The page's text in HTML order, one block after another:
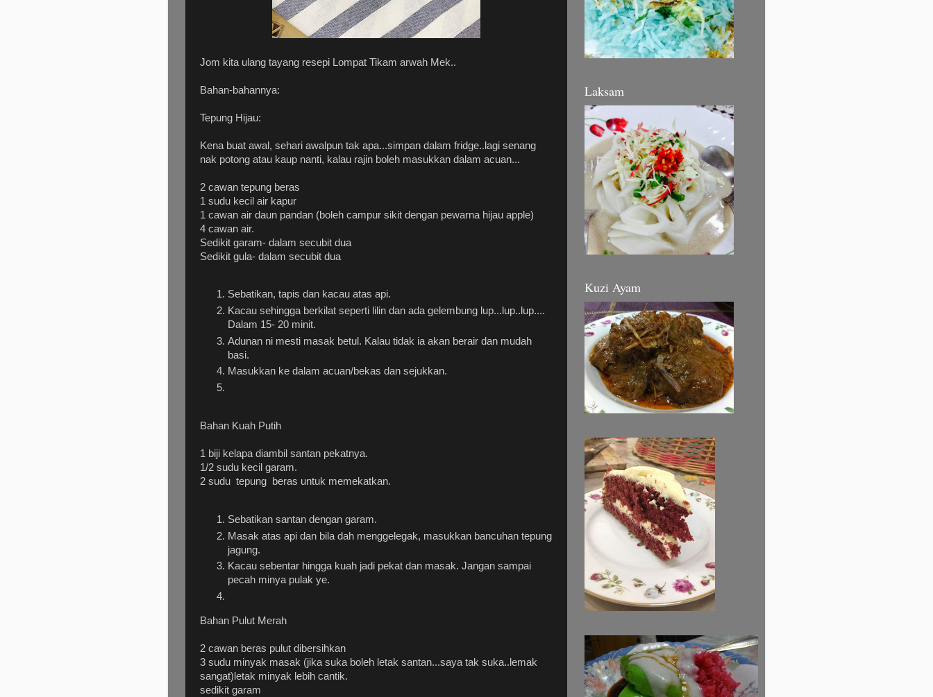
Jom kita ulang tayang resepi Lompat Tikam arwah Mek..
Bahan-bahannya:
Tepung Hijau:
Kena buat awal, sehari awalpun tak apa...simpan dalam fridge..lagi senang
nak potong atau kaup nanti, kalau rajin boleh masukkan dalam acuan...
2 cawan tepung beras
1 sudu kecil air kapur
1 cawan air daun pandan (boleh campur sikit dengan pewarna hijau apple)
4 cawan air.
Sedikit garam- dalam secubit dua
Sedikit gula- dalam secubit dua
Sebatikan, tapis dan kacau atas api.
Kacau sehingga berkilat seperti lilin dan ada gelembung lup...lup..lup....
Dalam 15- 20 minit.
Adunan ni mesti masak betul. Kalau tidak ia akan berair dan mudah
basi.
Masukkan ke dalam acuan/bekas dan sejukkan.
Bahan Kuah Putih
1 biji kelapa diambil santan pekatnya.
1/2 sudu kecil garam.
2 sudu tepung beras untuk memekatkan.
Sebatikan santan dengan garam.
Masak atas api dan bila dah menggelegak, masukkan bancuhan tepung
jagung.
Kacau sebentar hingga kuah jadi pekat dan masak. Jangan sampai
pecah minya pulak ye.
Bahan Pulut Merah
2 cawan beras pulut dibersihkan
3 sudu minyak masak (jika suka boleh letak santan...saya tak suka..lemak
sangat)letak minyak lebih cantik.
sedikit garam
Laksam
Kuzi Ayam